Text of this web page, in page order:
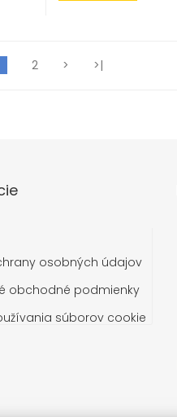
2 > >|
osobných údajov
obchodné podmienky
súborov cookie